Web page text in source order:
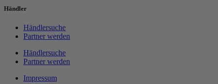
Händler
Händlersuche
Partner werden
Händlersuche
Partner werden
Impressum